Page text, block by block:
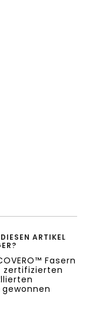
ARTIKEL
Fasern
zertifizierten